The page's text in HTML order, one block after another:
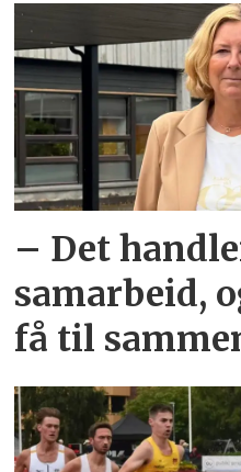
Ragde (2024).
– Det
samarbeid,
få til